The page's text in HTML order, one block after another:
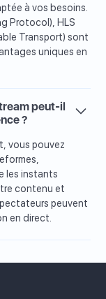
à vos besoins.
Protocol), HLS
Transport) sont
uniques en
peut-il
?
vous pouvez
les instants
contenu et
peuvent
en direct.